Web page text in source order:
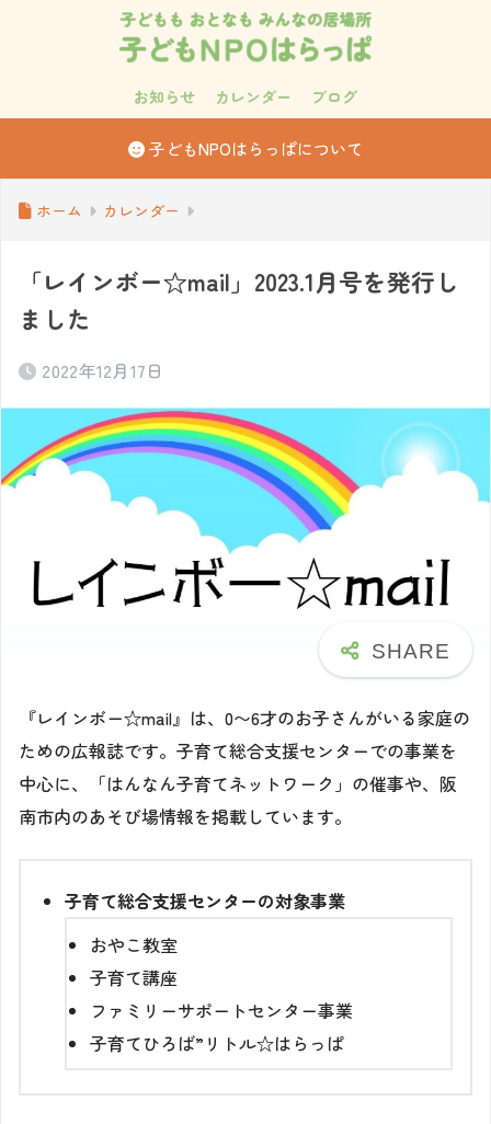
お知らせ カレンダー ブログ
子どもNPOはらっぱについて
ホーム カレンダー
「レインボー☆mail」2023.1月号を発行し
ました
2022年12月17日
『レインボー☆mail』は、0〜6才のお子さんがいる家庭の
ための広報誌です。子育て総合支援センターでの事業を
中心に、「はんなん子育てネットワーク」の催事や、阪
南市内のあそび場情報を掲載しています。
子育て総合支援センターの対象事業
おやこ教室
子育て講座
ファミリーサポートセンター事業
子育てひろば”リトル☆はらっぱ